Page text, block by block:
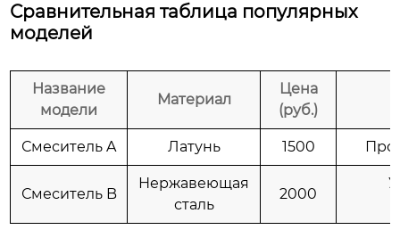
Сравнительная таблица популярных
моделей
Название
модели
Материал
Цена
(руб.)
Смеситель A Латунь 1500
Смеситель B
Нержавеющая
сталь
2000